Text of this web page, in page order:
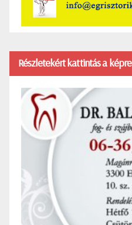
Részletekért kattintás a képre